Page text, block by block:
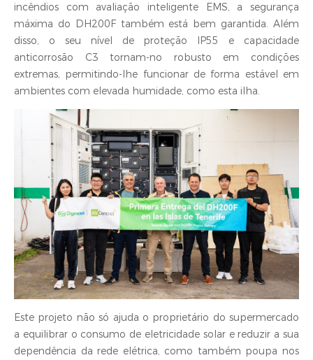
incêndios com avaliação inteligente EMS, a segurança
máxima do DH200F também está bem garantida. Além
disso, o seu nível de proteção IP55 e capacidade
anticorrosão C3 tornam-no robusto em condições
extremas, permitindo-lhe funcionar de forma estável em
ambientes com elevada humidade, como esta ilha.
Este projeto não só ajuda o proprietário do supermercado
a equilibrar o consumo de eletricidade solar e reduzir a sua
dependência da rede elétrica, como também poupa nos